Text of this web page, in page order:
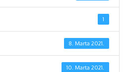
1
8. Marta 2021.
10. Marta 2021.